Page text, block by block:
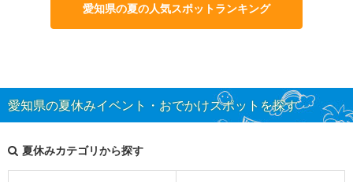
愛知県の夏の人気スポットランキング
愛知県の夏休みイベント・おでかけスポットを探す
夏休みカテゴリから探す